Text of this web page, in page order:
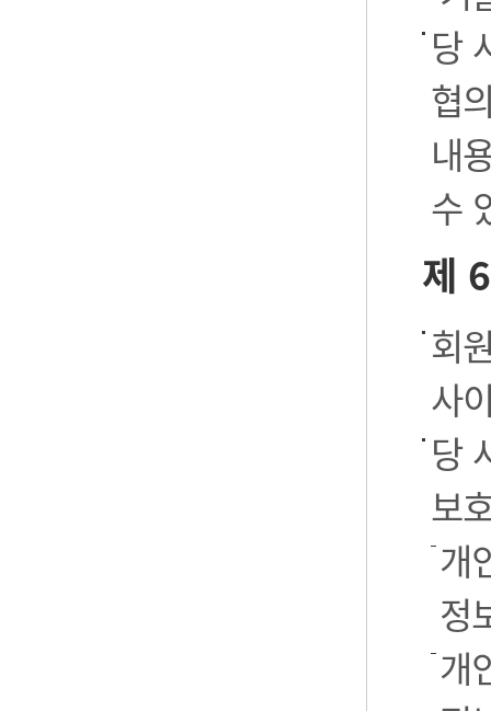
당
협
내
수
제
회
사
당
보
개
정
개